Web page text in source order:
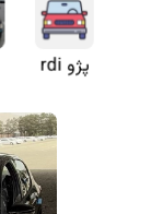
پژو rdi